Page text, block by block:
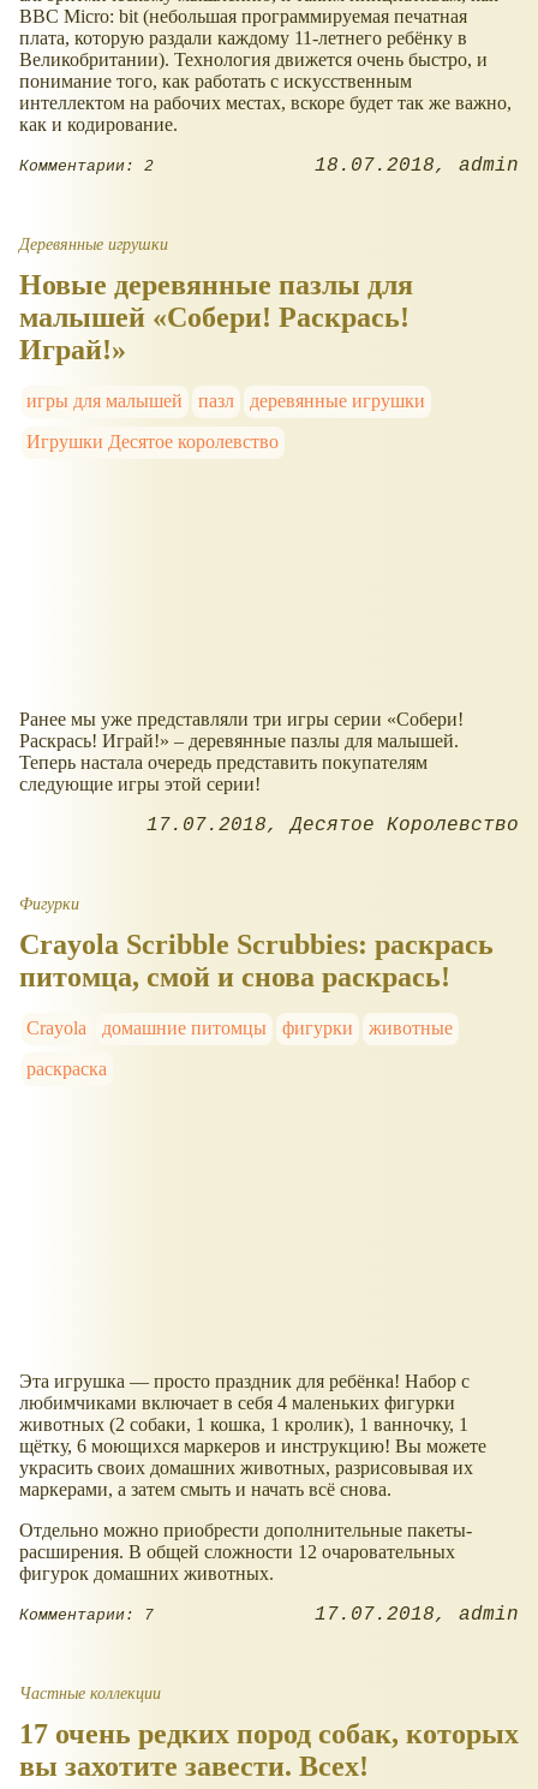
BBC Micro: bit (небольшая программируемая печатная
плата, которую раздали каждому 11-летнего ребёнку в
Великобритании). Технология движется очень быстро, и
понимание того, как работать с искусственным
интеллектом на рабочих местах, вскоре будет так же важно,
как и кодирование.
Комментарии: 2 18.07.2018 admin
Деревянные игрушки
Новые деревянные пазлы для
малышей «Собери! Раскрась!
Играй!»
игры для малышей пазл
деревянные игрушки
Игрушки Десятое королевство
Ранее мы уже представляли три игры серии «Собери!
Раскрась! Играй!» – деревянные пазлы для малышей.
Теперь настала очередь представить покупателям
следующие игры этой серии!
17.07.2018 Десятое Королевство
Фигурки
Crayola Scribble Scrubbies: раскрась
питомца, смой и снова раскрась!
Crayola домашние питомцы фигурки
животные
раскраска
Эта игрушка — просто праздник для ребёнка! Набор с
любимчиками включает в себя 4 маленьких фигурки
животных (2 собаки, 1 кошка, 1 кролик), 1 ванночку, 1
щётку, 6 моющихся маркеров и инструкцию! Вы можете
украсить своих домашних животных, разрисовывая их
маркерами, а затем смыть и начать всё снова.
Отдельно можно приобрести дополнительные пакеты-
расширения. В общей сложности 12 очаровательных
фигурок домашних животных.
Комментарии: 7 17.07.2018 admin
Частные коллекции
17 очень редких пород собак, которых
вы захотите завести. Всех!